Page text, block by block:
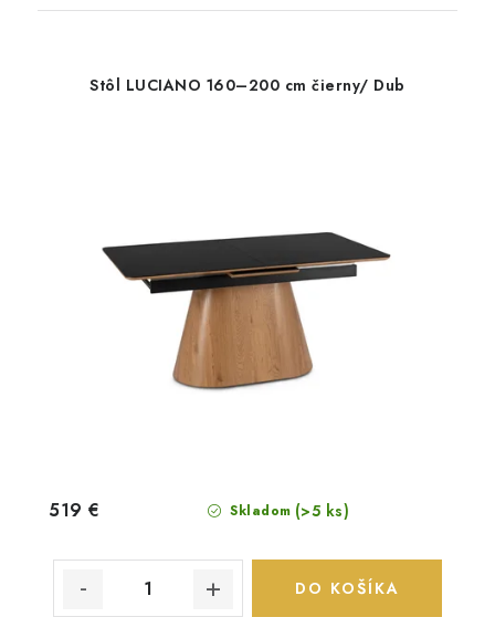
Stôl LUCIANO 160–200 cm čierny/ Dub
Skladom (>5 ks)
519 €
DO KOŠÍKA